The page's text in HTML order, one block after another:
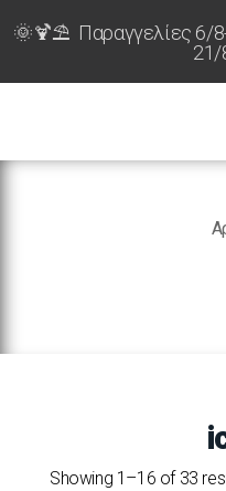
🌞🍹⛱️ Παραγγελίες 6/8-
Showing 1–16 of 33